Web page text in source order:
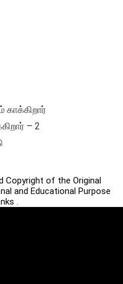
– 2
Copyright of the Original
and Educational Purpose
.